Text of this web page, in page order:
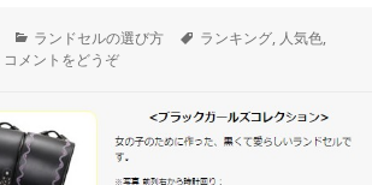
カ
テ
ランドセルの選び方
タ
ランキング, 人気色,
コメントをどうぞ